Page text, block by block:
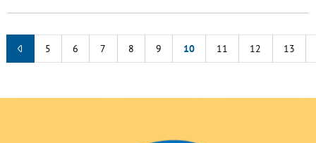
5 6 7 8 9 10 11 12 13